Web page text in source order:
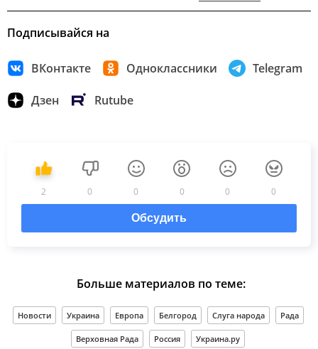
Подписывайся на
ВКонтакте Одноклассники Telegram
Дзен Rutube
2 0 0 0 0 0
Обсудить
Больше материалов по теме:
Новости Украина Европа Белгород Слуга народа Рада
Верховная Рада Россия Украина.ру